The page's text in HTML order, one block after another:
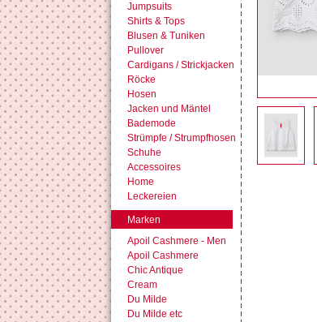
Jumpsuits
Shirts & Tops
Blusen & Tuniken
Pullover
Cardigans / Strickjacken
Röcke
Hosen
Jacken und Mäntel
Bademode
Strümpfe / Strumpfhosen
Schuhe
Accessoires
Home
Leckereien
Marken
Apoil Cashmere - Men
Apoil Cashmere
Chic Antique
Cream
Du Milde
Du Milde etc